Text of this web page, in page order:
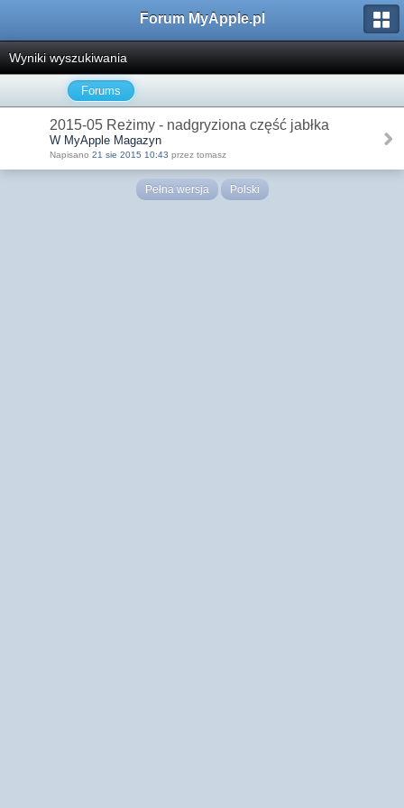
Forum MyApple.pl
Wyniki wyszukiwania
Forums
2015-05 Reżimy - nadgryziona część jabłka
W MyApple Magazyn
Napisano 21 sie 2015 10:43 przez tomasz
Pełna wersja Polski